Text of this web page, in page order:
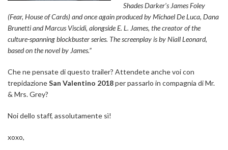
Shades Darker’s James Foley
(Fear, House of Cards) and once again produced by Michael De Luca, Dana
Brunetti and Marcus Viscidi, alongside E. L. James, the creator of the
culture-spanning blockbuster series. The screenplay is by Niall Leonard,
based on the novel by James.”
Che ne pensate di questo trailer? Attendete anche voi con
trepidazioneSan Valentino 2018per passarlo in compagnia di Mr.
& Mrs. Grey?
Noi dello staff, assolutamente sì!
xoxo,